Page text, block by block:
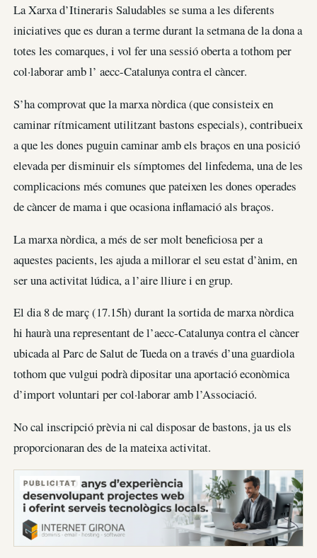
La Xarxa d’Itineraris Saludables se suma a les diferents
iniciatives que es duran a terme durant la setmana de la dona a
totes les comarques, i vol fer una sessió oberta a tothom per
col·laborar amb l’ aecc-Catalunya contra el càncer.
S’ha comprovat que la marxa nòrdica (que consisteix en
caminar rítmicament utilitzant bastons especials), contribueix
a que les dones puguin caminar amb els braços en una posició
elevada per disminuir els símptomes del linfedema, una de les
complicacions més comunes que pateixen les dones operades
de càncer de mama i que ocasiona inflamació als braços.
La marxa nòrdica, a més de ser molt beneficiosa per a
aquestes pacients, les ajuda a millorar el seu estat d’ànim, en
ser una activitat lúdica, a l’aire lliure i en grup.
El dia 8 de març (17.15h) durant la sortida de marxa nòrdica
hi haurà una representant de l’aecc-Catalunya contra el càncer
ubicada al Parc de Salut de Tueda on a través d’una guardiola
tothom que vulgui podrà dipositar una aportació econòmica
d’import voluntari per col·laborar amb l’Associació.
No cal inscripció prèvia ni cal disposar de bastons, ja us els
proporcionaran des de la mateixa activitat.
PUBLICITAT